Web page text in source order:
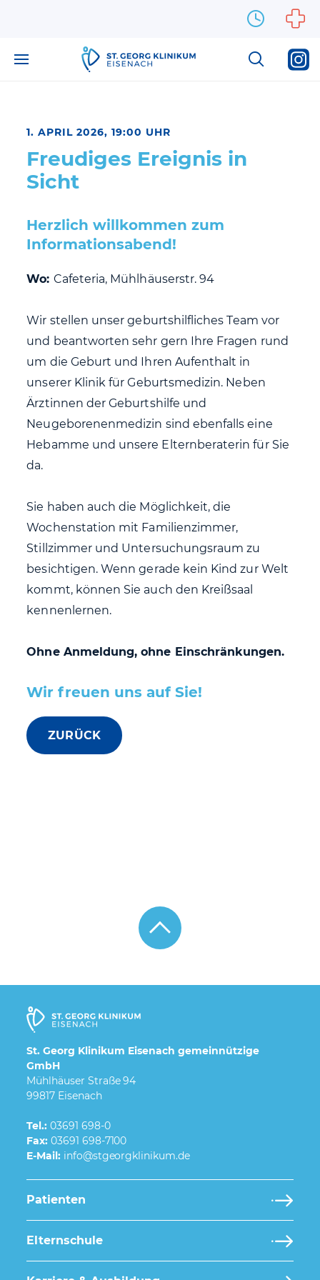
1. APRIL 2026, 19:00 UHR
Freudiges Ereignis in
Sicht
Herzlich willkommen zum
Informationsabend!
Wo: Cafeteria, Mühlhäuserstr. 94
Wir stellen unser geburtshilfliches Team vor
und beantworten sehr gern Ihre Fragen rund
um die Geburt und Ihren Aufenthalt in
unserer Klinik für Geburtsmedizin. Neben
Ärztinnen der Geburtshilfe und
Neugeborenenmedizin sind ebenfalls eine
Hebamme und unsere Elternberaterin für Sie
da.
Sie haben auch die Möglichkeit, die
Wochenstation mit Familienzimmer,
Stillzimmer und Untersuchungsraum zu
besichtigen. Wenn gerade kein Kind zur Welt
kommt, können Sie auch den Kreißsaal
kennenlernen.
Ohne Anmeldung, ohne Einschränkungen.
Wir freuen uns auf Sie!
ZURÜCK
St. Georg Klinikum Eisenach gemeinnützige
GmbH
Mühlhäuser Straße 94
99817 Eisenach
Tel.: 03691 698-0
Fax: 03691 698-7100
E-Mail:
Patienten
Elternschule